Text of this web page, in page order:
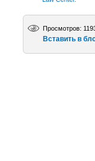
Просмотров:
Вставить в